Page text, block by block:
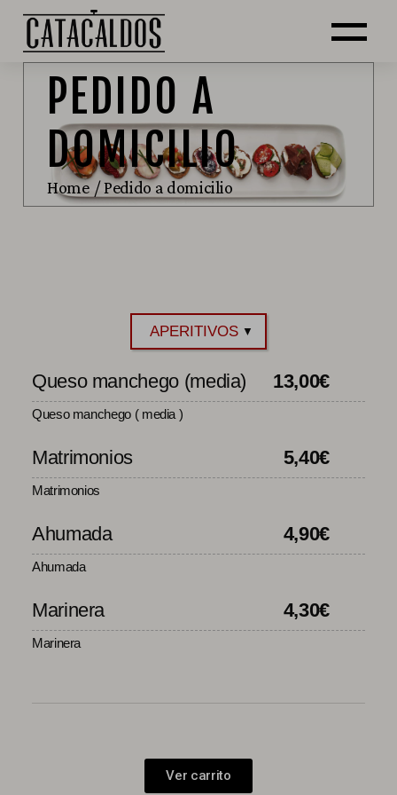
PEDIDO A
DOMICILIO
Home Pedido a domicilio
Queso manchego (media) 13,00€
Queso manchego ( media )
Matrimonios 5,40€
Matrimonios
Ahumada 4,90€
Ahumada
Marinera 4,30€
Marinera
Ver carrito